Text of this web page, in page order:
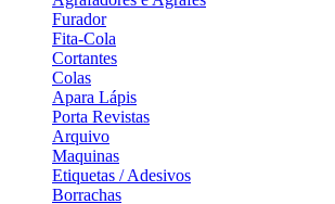
Furador
Fita-Cola
Cortantes
Colas
Apara Lápis
Porta Revistas
Arquivo
Maquinas
Etiquetas / Adesivos
Borrachas